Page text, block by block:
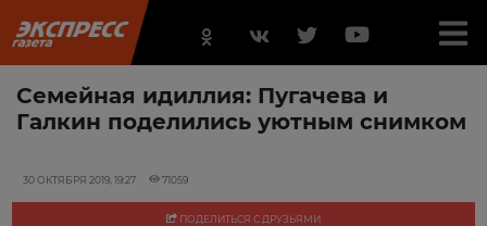
Семейная идиллия: Пугачева и
Галкин поделились уютным снимком
30 ОКТЯБРЯ 2019, 19:27 71059
ПОДЕЛИТЬСЯ С ДРУЗЬЯМИ